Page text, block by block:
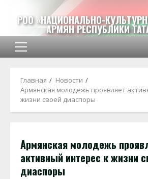
содержимому
РОО «НАЦИОНАЛЬНО-
АРМЯН РЕСПУБЛИКИ
Основное
Главная
Новости
Армянская молодежь проявляет
жизни своей диаспоры
Армянская молодежь
активный интерес к жизни
диаспоры